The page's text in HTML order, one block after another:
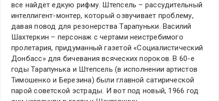
все найдет едкую рифму. Штепсель – рассудительный
интеллигент-монтер, который озвучивает проблему,
давая повод для резонерства Тарапуньки. Василий
Шахтеркин – персонаж с чертами неистребимого
пролетария, придуманный газетой «Социалистический
Донбасс» для бичевания всяческих пороков. В 60-е
годы Тарапунька и Штепсель (в исполнении артистов
Тимошенко и Березина) были главной сатирической
парой советской эстрады. И вот под новый, 1966 год